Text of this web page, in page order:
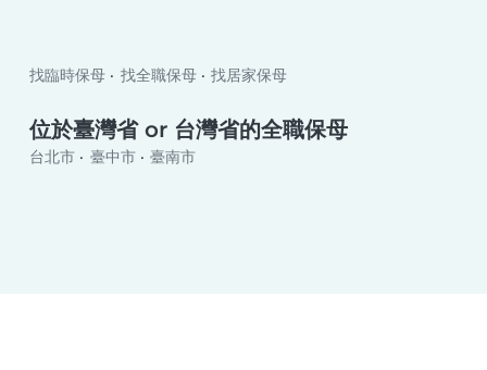
找臨時保母 找全職保母 找居家保母
位於臺灣省 or 台灣省的全職保母
台北市 臺中市 臺南市